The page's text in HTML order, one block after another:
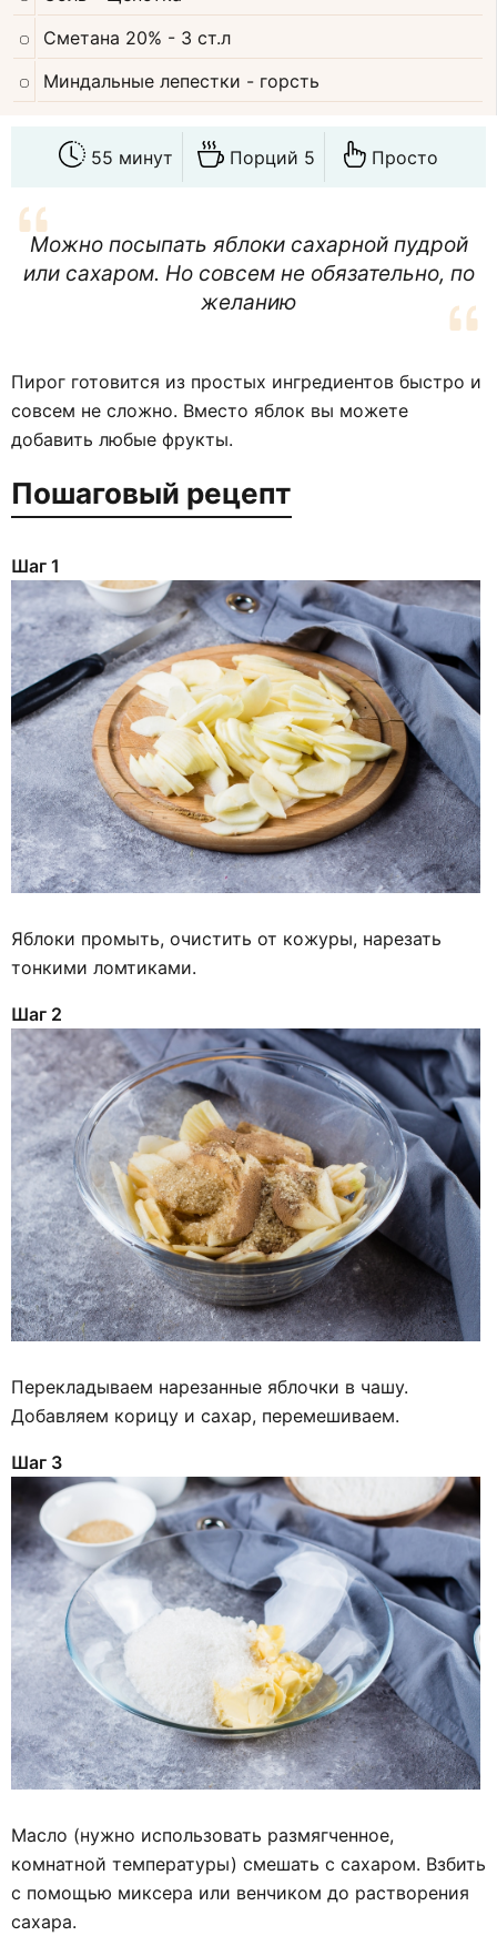
Сметана 20% - 3 ст.л
Миндальные лепестки - горсть
55 минут Порций 5 Просто
Можно посыпать яблоки сахарной пудрой
или сахаром. Но совсем не обязательно, по
желанию
Пирог готовится из простых ингредиентов быстро и
совсем не сложно. Вместо яблок вы можете
добавить любые фрукты.
Пошаговый рецепт
Шаг 1
Яблоки промыть, очистить от кожуры, нарезать
тонкими ломтиками.
Шаг 2
Перекладываем нарезанные яблочки в чашу.
Добавляем корицу и сахар, перемешиваем.
Шаг 3
Масло (нужно использовать размягченное,
комнатной температуры) смешать с сахаром. Взбить
с помощью миксера или венчиком до растворения
сахара.